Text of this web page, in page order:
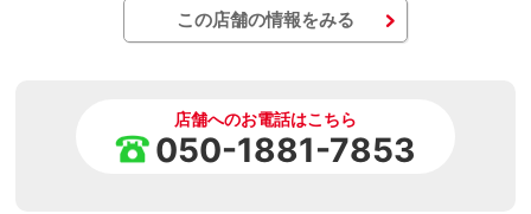
この店舗の情報をみる
店舗へのお電話はこちら
050-1881-7853